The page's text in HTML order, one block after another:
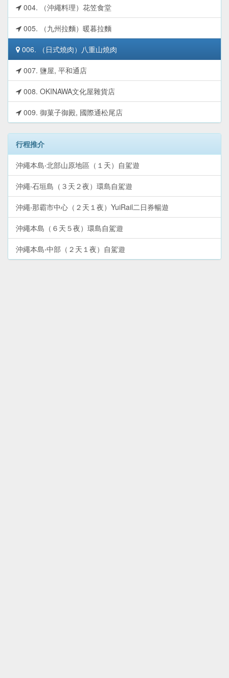
004. （沖繩料理）花笠食堂
005. （九州拉麵）暖暮拉麵
006. （日式燒肉）八重山燒肉
007. 鹽屋, 平和通店
008. OKINAWA文化屋雜貨店
009. 御菓子御殿, 國際通松尾店
行程推介
沖繩本島‧北部山原地區（１天）自駕遊
沖繩‧石垣島（３天２夜）環島自駕遊
沖繩‧那霸市中心（２天１夜）YuiRail二日券暢遊
沖繩本島（６天５夜）環島自駕遊
沖繩本島‧中部（２天１夜）自駕遊